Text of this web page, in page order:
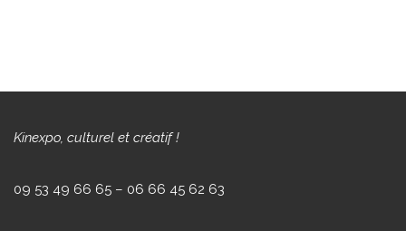
Kinexpo, culturel et créatif !
09 53 49 66 65 – 06 66 45 62 63